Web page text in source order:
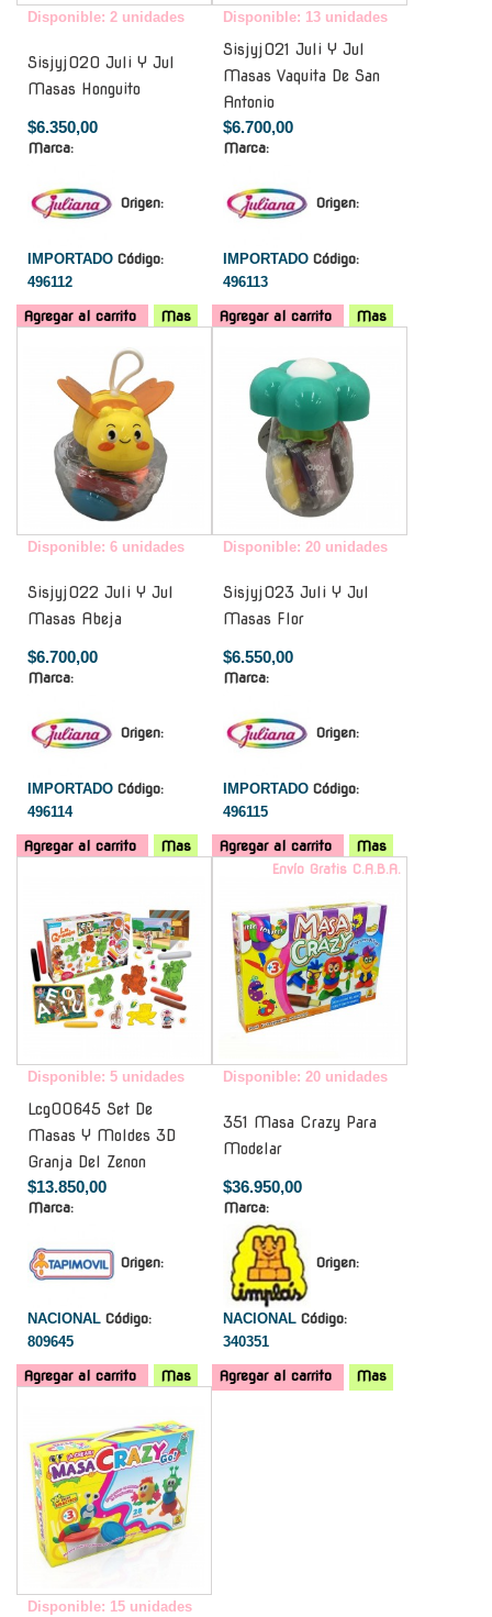
Disponible: 2 unidades
Sisjyj020 Juli Y Jul
Masas Honguito
$6.350,00
Marca:
Origen:
IMPORTADO Código:
496112
Agregar al carrito Mas
Disponible: 13 unidades
Sisjyj021 Juli Y Jul
Masas Vaquita De San
Antonio
$6.700,00
Marca:
Origen:
IMPORTADO Código:
496113
Agregar al carrito
Mas
Disponible: 6 unidades
Sisjyj022 Juli Y Jul
Masas Abeja
$6.700,00
Marca:
Origen:
IMPORTADO Código:
496114
Agregar al carrito Mas
Disponible: 20 unidades
Sisjyj023 Juli Y Jul
Masas Flor
$6.550,00
Marca:
Origen:
IMPORTADO Código:
496115
Agregar al carrito
Mas
Disponible: 5 unidades
Lcg00645 Set De
Masas Y Moldes 3D
Granja Del Zenon
$13.850,00
Marca:
Origen:
NACIONAL Código:
809645
Agregar al carrito Mas
Envío Gratis C.A.B.A.
Disponible: 20 unidades
351 Masa Crazy Para
Modelar
$36.950,00
Marca:
Origen:
NACIONAL Código:
340351
Agregar al carrito
Mas
Disponible: 15 unidades